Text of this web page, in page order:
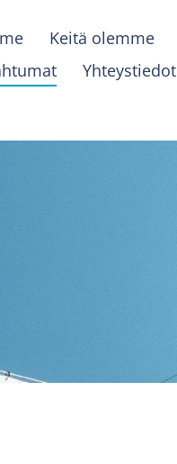
Keitä olemme
Yhteystiedot